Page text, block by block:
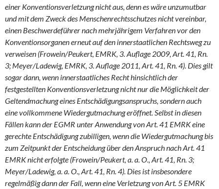
einer Konventionsverletzung nicht aus, denn es wäre unzumutbar
und mit dem Zweck des Menschenrechtsschutzes nicht vereinbar,
einen Beschwerdeführer nach mehrjährigem Verfahren vor den
Konventionsorganen erneut auf den innerstaatlichen Rechtsweg zu
verweisen (Frowein/Peukert, EMRK, 3. Auflage 2009, Art. 41, Rn.
3; Meyer/Ladewig, EMRK, 3. Auflage 2011, Art. 41, Rn. 4). Dies gilt
sogar dann, wenn innerstaatliches Recht hinsichtlich der
festgestellten Konventionsverletzung nicht nur die Möglichkeit der
Geltendmachung eines Entschädigungsanspruchs, sondern auch
eine vollkommene Wiedergutmachung eröffnet. Selbst in diesen
Fällen kann der EGMR unter Anwendung von Art. 41 EMRK eine
gerechte Entschädigung zubilligen, wenn die Wiedergutmachung bis
zum Zeitpunkt der Entscheidung über den Anspruch nach Art. 41
EMRK nicht erfolgte (Frowein/Peukert, a. a. O., Art. 41, Rn. 3;
Meyer/Ladewig, a. a. O., Art. 41, Rn. 4). Dies ist insbesondere
regelmäßig dann der Fall, wenn eine Verletzung von Art. 5 EMRK